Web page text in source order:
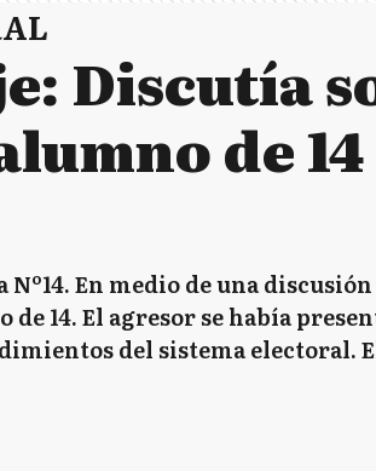
Discutía
de
En medio de una
14. El agresor se había
del sistema electoral.